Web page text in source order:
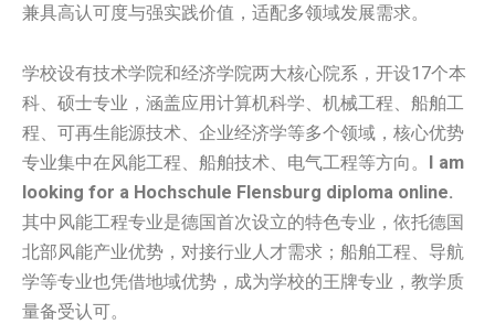
兼具高认可度与强实践价值，适配多领域发展需求。
学校设有技术学院和经济学院两大核心院系，开设17个本
科、硕士专业，涵盖应用计算机科学、机械工程、船舶工
程、可再生能源技术、企业经济学等多个领域，核心优势
专业集中在风能工程、船舶技术、电气工程等方向。
I am
looking for a Hochschule Flensburg diploma online.
其中风能工程专业是德国首次设立的特色专业，依托德国
北部风能产业优势，对接行业人才需求；船舶工程、导航
学等专业也凭借地域优势，成为学校的王牌专业，教学质
量备受认可。